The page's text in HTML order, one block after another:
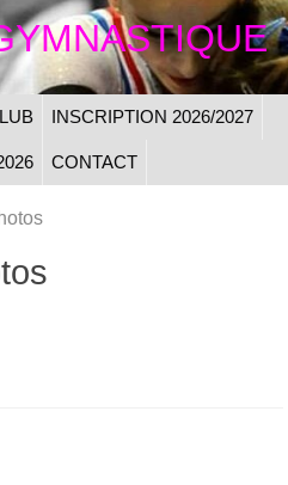
INSCRIPTION 2026/2027
CONTACT